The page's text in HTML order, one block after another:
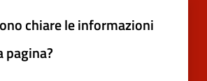
chiare le informazioni
pagina?